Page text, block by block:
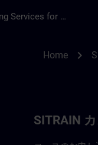
Training Services for Digital Industries
Home chevron_right
SITRAIN